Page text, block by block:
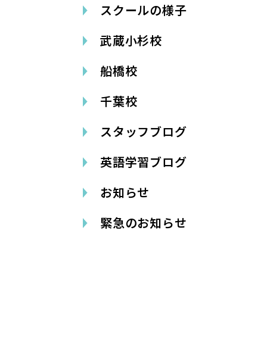
スクールの様子
武蔵小杉校
船橋校
千葉校
スタッフブログ
英語学習ブログ
お知らせ
緊急のお知らせ